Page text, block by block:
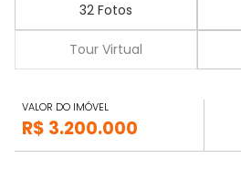
32 Fotos
Tour Virtual
VALOR DO IMÓVEL
R$ 3.200.000